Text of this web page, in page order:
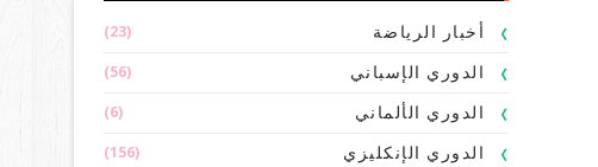
أخبار الرياضة (23)
الدوري الإسباني (56)
الدوري الألماني (6)
الدوري الإنكليزي (156)